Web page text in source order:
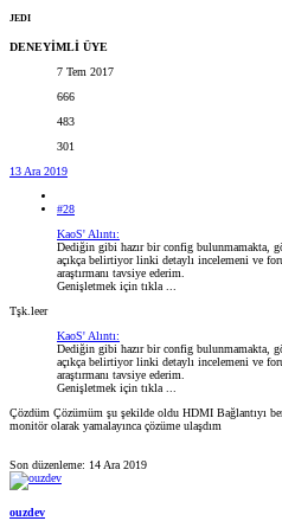
JEDI
DENEYİMLİ ÜYE
7 Tem 2017
666
483
301
13 Ara 2019
#28
KaoS' Alıntı:
Dediğin gibi hazır bir config bulunmamakta,
açıkça belirtiyor linki detaylı incelemeni ve
araştırmanı tavsiye ederim.
Genişletmek için tıkla ...
Tşk.leer
KaoS' Alıntı:
Dediğin gibi hazır bir config bulunmamakta,
açıkça belirtiyor linki detaylı incelemeni ve
araştırmanı tavsiye ederim.
Genişletmek için tıkla ...
Çözdüm Çözümüm şu şekilde oldu HDMI Bağlantıyı
monitör olarak yamalayınca çözüme ulaşdım
Son düzenleme: 14 Ara 2019
ouzdev